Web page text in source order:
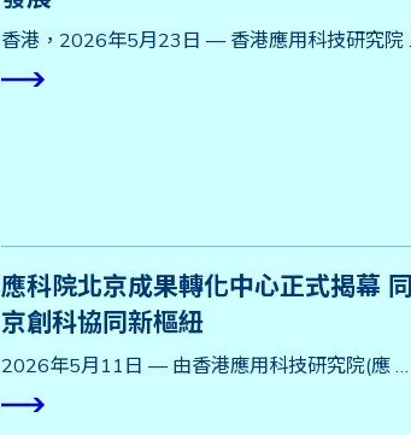
香港，2026年5月23日 — 香港應用科技研究院
應科院北京成果轉化中心正式揭幕
京創科協同新樞紐
2026年5月11日 — 由香港應用科技研究院(應 …